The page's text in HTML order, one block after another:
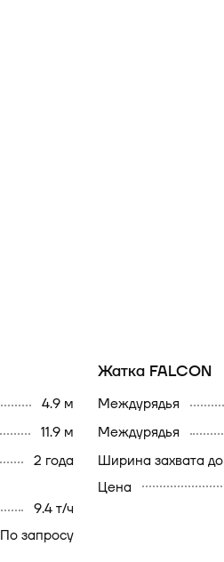
4.9 м
11.9 м
2 года
9.4 т/ч
По запросу
Жатка FALCON
междурядья
междурядья
ширина захвата до
Цена